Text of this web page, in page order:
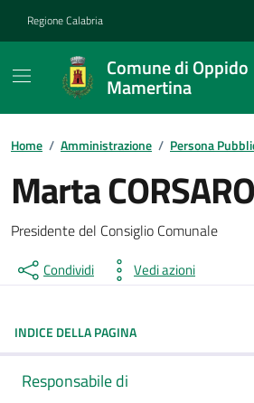
Regione Calabria
Comune di Oppido
Mamertina
Home / Amministrazione / Persona
Marta CORSARO
Presidente del Consiglio Comunale
Condividi Vedi azioni
INDICE DELLA PAGINA
Responsabile di